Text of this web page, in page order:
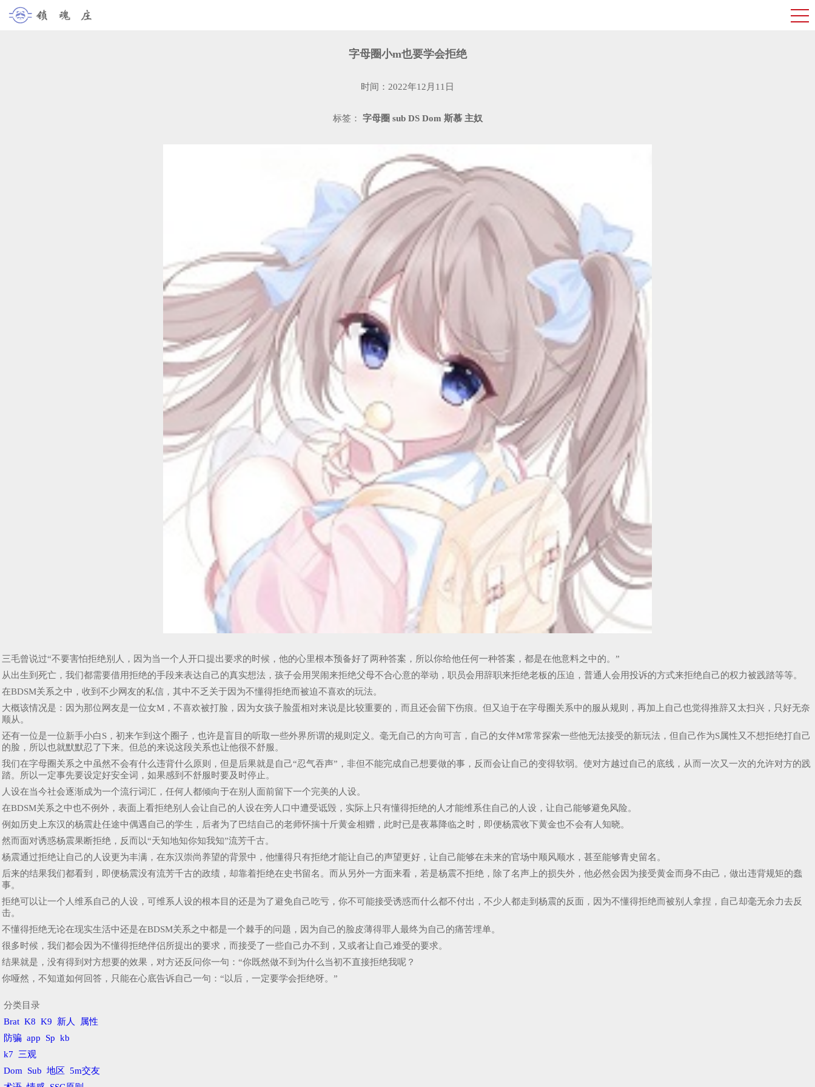
字母圈小m也要学会拒绝
时间：2022年12月11日
标签： 字母圈 sub DS Dom 斯慕 主奴
三毛曾说过“不要害怕拒绝别人，因为当一个人开口提出要求的时候，他的心里根本预备好了两种答案，所以你给他任何一种答案，都是在他意料之中的。”
从出生到死亡，我们都需要借用拒绝的手段来表达自己的真实想法，孩子会用哭闹来拒绝父母不合心意的举动，职员会用辞职来拒绝老板的压迫，普通人会用投诉的方式来拒绝自己的权力被践踏等等。
在BDSM关系之中，收到不少网友的私信，其中不乏关于因为不懂得拒绝而被迫不喜欢的玩法。
大概该情况是：因为那位网友是一位女M，不喜欢被打脸，因为女孩子脸蛋相对来说是比较重要的，而且还会留下伤痕。但又迫于在字母圈关系中的服从规则，再加上自己也觉得推辞又太扫兴，只好无奈
顺从。
还有一位是一位新手小白S，初来乍到这个圈子，也许是盲目的听取一些外界所谓的规则定义。毫无自己的方向可言，自己的女伴M常常探索一些他无法接受的新玩法，但自己作为S属性又不想拒绝打自己
的脸，所以也就默默忍了下来。但总的来说这段关系也让他很不舒服。
我们在字母圈关系之中虽然不会有什么违背什么原则，但是后果就是自己“忍气吞声”，非但不能完成自己想要做的事，反而会让自己的变得软弱。使对方越过自己的底线，从而一次又一次的允许对方的践
踏。所以一定事先要设定好安全词，如果感到不舒服时要及时停止。
人设在当今社会逐渐成为一个流行词汇，任何人都倾向于在别人面前留下一个完美的人设。
在BDSM关系之中也不例外，表面上看拒绝别人会让自己的人设在旁人口中遭受诋毁，实际上只有懂得拒绝的人才能维系住自己的人设，让自己能够避免风险。
例如历史上东汉的杨震赴任途中偶遇自己的学生，后者为了巴结自己的老师怀揣十斤黄金相赠，此时已是夜幕降临之时，即便杨震收下黄金也不会有人知晓。
然而面对诱惑杨震果断拒绝，反而以“天知地知你知我知”流芳千古。
杨震通过拒绝让自己的人设更为丰满，在东汉崇尚养望的背景中，他懂得只有拒绝才能让自己的声望更好，让自己能够在未来的官场中顺风顺水，甚至能够青史留名。
后来的结果我们都看到，即便杨震没有流芳千古的政绩，却靠着拒绝在史书留名。而从另外一方面来看，若是杨震不拒绝，除了名声上的损失外，他必然会因为接受黄金而身不由己，做出违背规矩的蠢
事。
拒绝可以让一个人维系自己的人设，可维系人设的根本目的还是为了避免自己吃亏，你不可能接受诱惑而什么都不付出，不少人都走到杨震的反面，因为不懂得拒绝而被别人拿捏，自己却毫无余力去反
击。
不懂得拒绝无论在现实生活中还是在BDSM关系之中都是一个棘手的问题，因为自己的脸皮薄得罪人最终为自己的痛苦埋单。
很多时候，我们都会因为不懂得拒绝伴侣所提出的要求，而接受了一些自己办不到，又或者让自己难受的要求。
结果就是，没有得到对方想要的效果，对方还反问你一句：“你既然做不到为什么当初不直接拒绝我呢？
你哑然，不知道如何回答，只能在心底告诉自己一句：“以后，一定要学会拒绝呀。”
分类目录
Brat K8 K9 新人
属性
防骗 app Sp kb
k7 三观
Dom Sub 地区
5m交友